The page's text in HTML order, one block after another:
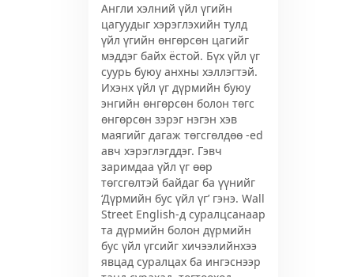
Англи хэлний үйл үгийн
цагуудыг хэрэглэхийн тулд
үйл үгийн ѳнгѳрсѳн цагийг
мэддэг байх ёстой. Бүх үйл үг
суурь буюу анхны хэллэгтэй.
Ихэнх үйл үг дүрмийн буюу
энгийн ѳнгѳрсѳн болон төгс
ѳнгѳрсѳн зэрэг нэгэн хэв
маягийг дагаж тѳгсгѳлдѳѳ -ed
авч хэрэглэгддэг. Гэвч
заримдаа үйл үг ѳѳр
тѳгсгѳлтэй байдаг ба үүнийг
‘Дүрмийн бус үйл үг’ гэнэ. Wall
Street English-д суралцсанаар
та дүрмийн болон дүрмийн
бус үйл үгсийг хичээлийнхээ
явцад суралцах ба ингэснээр